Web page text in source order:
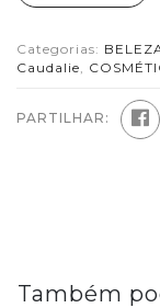
Categorias:
Caudalie
PARTILHAR:
Também